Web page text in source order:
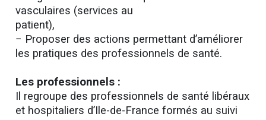
vasculaires (services au
patient),
− Proposer des actions permettant d’améliorer
les pratiques des professionnels de santé.
Les professionnels :
Il regroupe des professionnels de santé libéraux
et hospitaliers d’Ile-de-France formés au suivi